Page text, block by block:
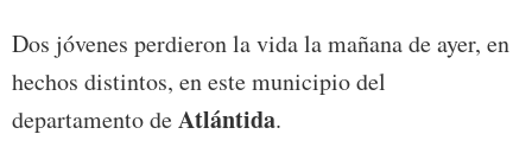
Dos jóvenes perdieron la vida la mañana de ayer, en
hechos distintos, en este municipio del
departamento deAtlántida.